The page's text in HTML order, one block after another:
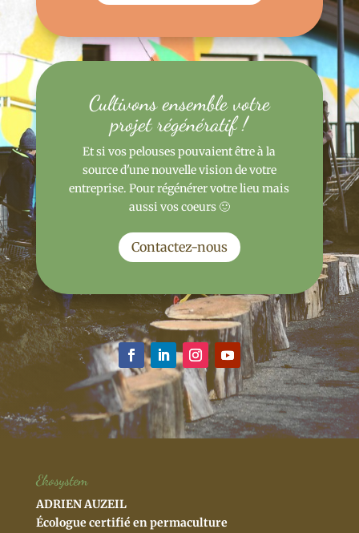
Cultivons ensemble votre
projet régénératif !
Et si vos pelouses pouvaient être à la
source d'une nouvelle vision de votre
entreprise. Pour régénérer votre lieu mais
aussi vos coeurs 🙂
Contactez-nous
Ekosystem
ADRIEN AUZEIL
Écologue certifié en permaculture